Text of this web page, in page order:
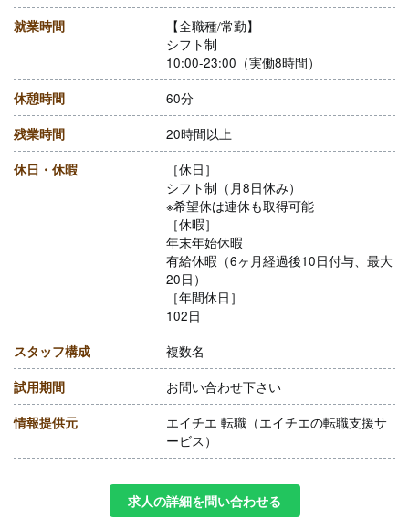
就業時間
【全職種/常勤】
シフト制
10:00-23:00（実働8時間）
休憩時間 60分
残業時間 20時間以上
休日・休暇
［休日］
シフト制（月8日休み）
※希望休は連休も取得可能
［休暇］
年末年始休暇
有給休暇（6ヶ月経過後10日付与、最大
20日）
［年間休日］
102日
スタッフ構成 複数名
試用期間 お問い合わせ下さい
情報提供元
エイチエ 転職（エイチエの転職支援サ
ービス）
求人の詳細を問い合わせる